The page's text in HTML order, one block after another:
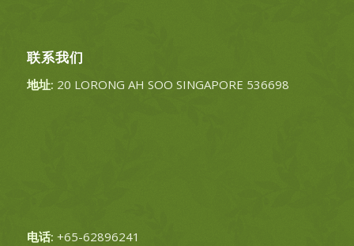
联系我们
地址: 20 LORONG AH SOO SINGAPORE 536698
电话: +65-62896241